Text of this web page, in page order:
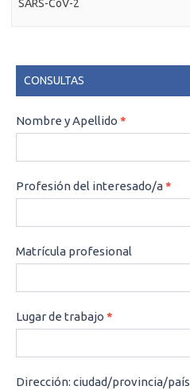
SARS-CoV-2
CONSULTAS
CONSULTAS
Nombre y Apellido *
Profesión del interesado/a*
Matrícula profesional
Lugar de trabajo *
Dirección: ciudad/provincia/país